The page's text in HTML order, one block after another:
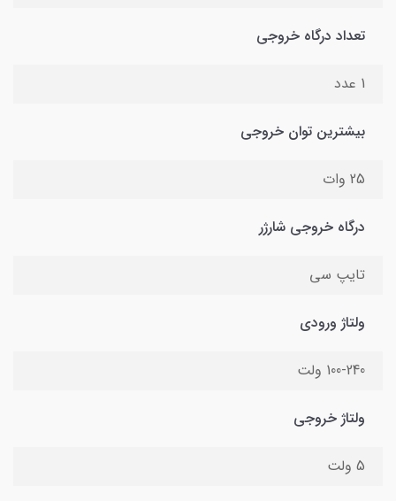
تعداد درگاه خروجی
1 عدد
بیشترین توان خروجی
25 وات
درگاه خروجی شارژر
تایپ سی
ولتاژ ورودی
100-240 ولت
ولتاژ خروجی
5 ولت